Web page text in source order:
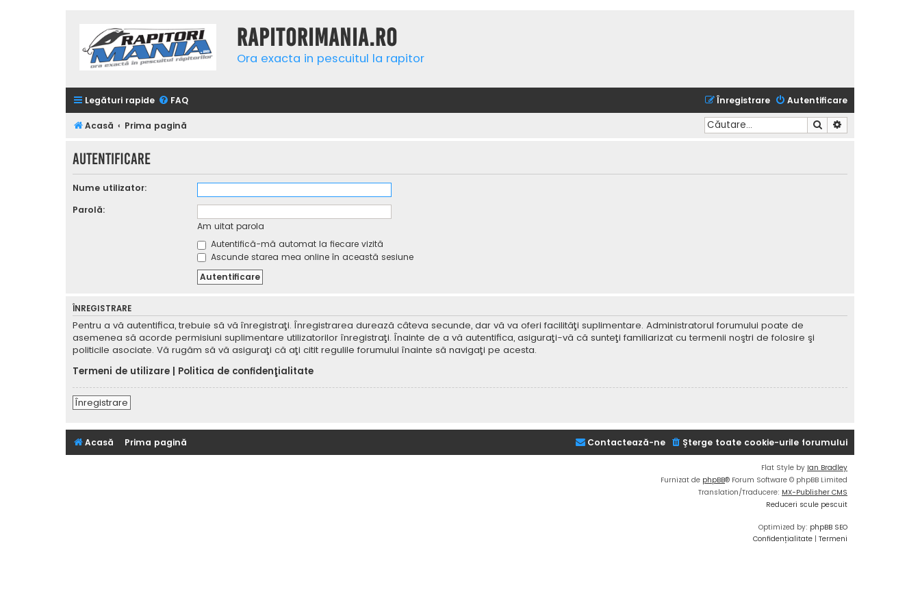
Rapitorimania.ro
Ora exacta in pescuitul la rapitor
Legături rapide FAQ Autentificare
Înregistrare
Acasă Prima pagină Căutare
Autentificare
Nume utilizator:
Parolă:
Am uitat parola
Autentifică-mă automat la fiecare vizită
Ascunde starea mea online în această sesiune
ÎNREGISTRARE
Pentru a vă autentifica, trebuie să vă înregistraţi. Înregistrarea durează câteva secunde, dar vă va oferi facilităţi suplimentare. Administratorul forumului poate de
asemenea să acorde permisiuni suplimentare utilizatorilor înregistraţi. Înainte de a vă autentifica, asiguraţi-vă că sunteţi familiarizat cu termenii noştri de folosire şi
politicile asociate. Vă rugăm să vă asiguraţi că aţi citit regulile forumului înainte să navigaţi pe acesta.
Termeni de utilizare
Politica de confidenţialitate
Înregistrare
Acasă Prima pagină Şterge toate cookie-urile forumului
Contactează-ne
Flat Style by Ian Bradley
Furnizat de phpBB® Forum Software © phpBB Limited
Translation/Traducere: MX-Publisher CMS
Reduceri scule pescuit
Optimized by: phpBB SEO
Confidențialitate | Termeni